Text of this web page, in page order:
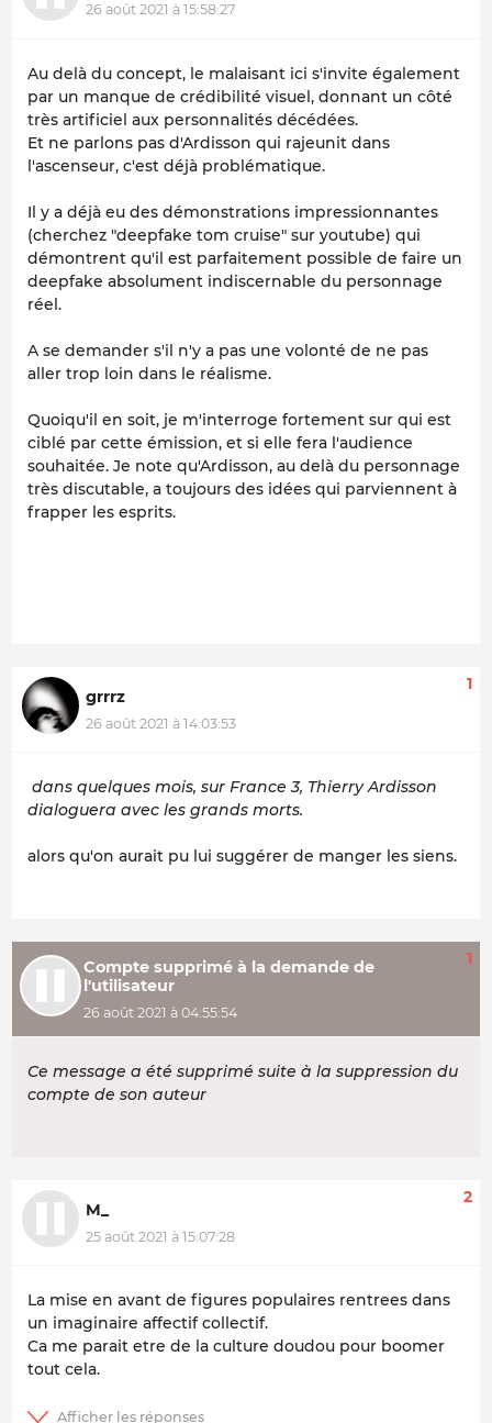
26 août 2021 à 15:58:27
Au delà du concept, le malaisant ici s'invite également
par un manque de crédibilité visuel, donnant un côté
très artificiel aux personnalités décédées.
Et ne parlons pas d'Ardisson qui rajeunit dans
l'ascenseur, c'est déjà problématique.
Il y a déjà eu des démonstrations impressionnantes
(cherchez "deepfake tom cruise" sur youtube) qui
démontrent qu'il est parfaitement possible de faire un
deepfake absolument indiscernable du personnage
réel.
A se demander s'il n'y a pas une volonté de ne pas
aller trop loin dans le réalisme.
Quoiqu'il en soit, je m'interroge fortement sur qui est
ciblé par cette émission, et si elle fera l'audience
souhaitée. Je note qu'Ardisson, au delà du personnage
très discutable, a toujours des idées qui parviennent à
frapper les esprits.
grrrz
26 août 2021 à 14:03:53
1
dans quelques mois, sur France 3, Thierry Ardisson
dialoguera avec les grands morts.
alors qu'on aurait pu lui suggérer de manger les siens.
Compte supprimé à la demande de
l'utilisateur
26 août 2021 à 04:55:54
1
Ce message a été supprimé suite à la suppression du
compte de son auteur
M_
25 août 2021 à 15:07:28
2
La mise en avant de figures populaires rentrees dans
un imaginaire affectif collectif.
Ca me parait etre de la culture doudou pour boomer
tout cela.